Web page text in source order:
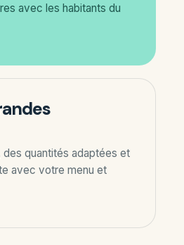
avec les habitants du
des quantités adaptées et
avec votre menu et